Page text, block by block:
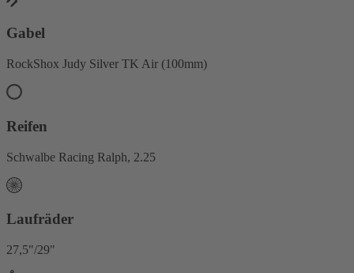
Gabel
RockShox Judy Silver TK Air (100mm)
Reifen
Schwalbe Racing Ralph, 2.25
Laufräder
27,5"/29"